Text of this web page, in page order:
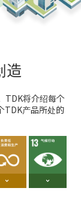
造
TDK将介绍每个
TDK产品所处的